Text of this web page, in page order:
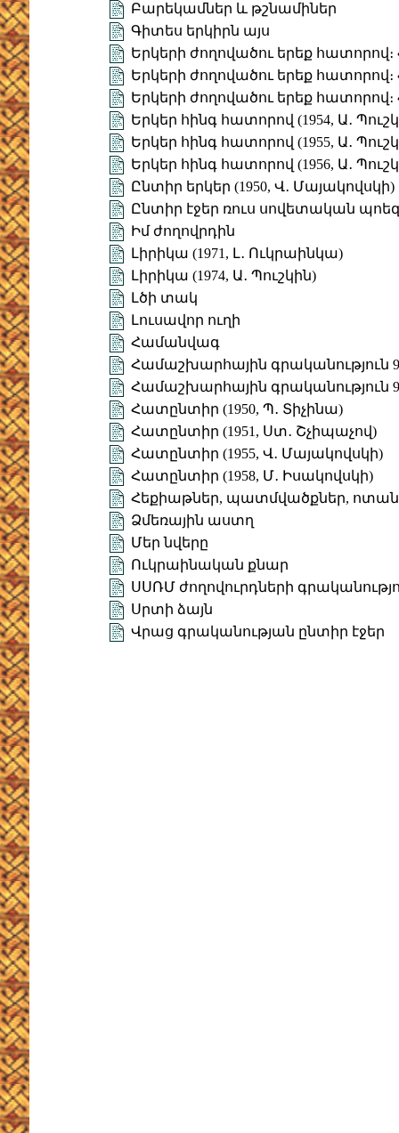
Բարեկամներ և թշնամիներ
Գիտես երկիրն այս
Երկերի ժողովածու երեք հատորով։
Երկերի ժողովածու երեք հատորով։
Երկերի ժողովածու երեք հատորով։
Երկեր հինգ հատորով (1954, Ա․
Երկեր հինգ հատորով (1955, Ա․
Երկեր հինգ հատորով (1956, Ա․
Ընտիր երկեր (1950, Վ․ Մայակովսկի)
Ընտիր էջեր ռուս սովետական
Իմ ժողովրդին
Լիրիկա (1971, Լ․ Ուկրաինկա)
Լիրիկա (1974, Ա․ Պուշկին)
Լծի տակ
Լուսավոր ուղի
Համանվագ
Համաշխարհային գրականություն 9
Համաշխարհային գրականություն 9
Հատընտիր (1950, Պ․ Տիչինա)
Հատընտիր (1951, Ստ․ Շչիպաչով)
Հատընտիր (1955, Վ․ Մայակովսկի)
Հատընտիր (1958, Մ․ Իսակովսկի)
Հեքիաթներ, պատմվածքներ,
Ձմեռային աստղ
Մեր նվերը
Ուկրաինական քնար
ՍՍՌՄ ժողովուրդների
Սրտի ձայն
Վրաց գրականության ընտիր էջեր